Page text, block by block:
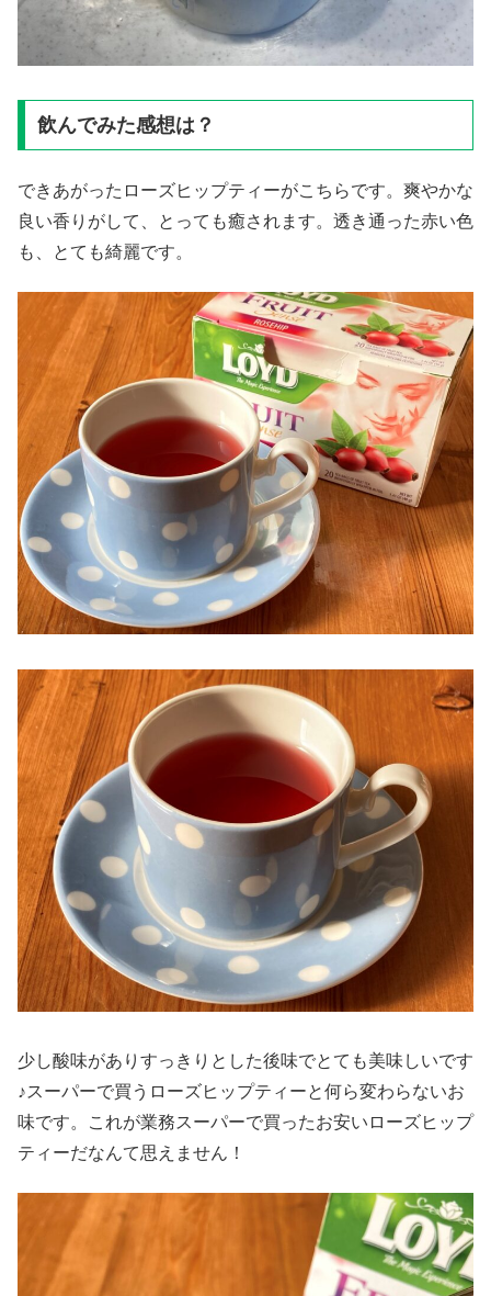
飲んでみた感想は？
できあがったローズヒップティーがこちらです。爽やかな
良い香りがして、とっても癒されます。透き通った赤い色
も、とても綺麗です。
少し酸味がありすっきりとした後味でとても美味しいです
♪スーパーで買うローズヒップティーと何ら変わらないお
味です。これが業務スーパーで買ったお安いローズヒップ
ティーだなんて思えません！